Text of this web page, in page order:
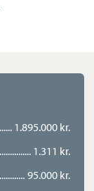
1.895.000 kr.
1.311 kr.
95.000 kr.